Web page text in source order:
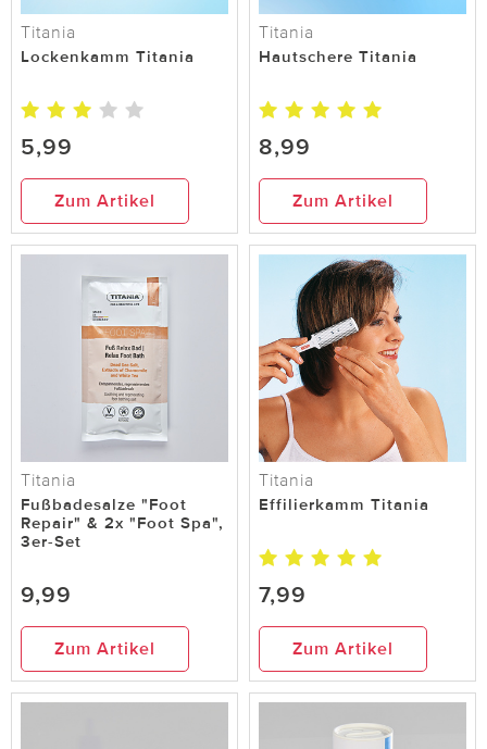
Titania
Lockenkamm Titania
5,99
Zum Artikel
Titania
Hautschere Titania
8,99
Zum Artikel
Titania
Fußbadesalze "Foot
Repair" & 2x "Foot Spa",
3er-Set
9,99
Zum Artikel
Titania
Effilierkamm Titania
7,99
Zum Artikel